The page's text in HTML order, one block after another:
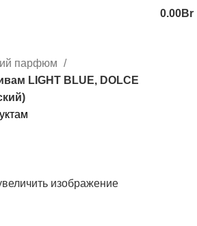
0.00Br
парфюм
LIGHT BLUE, DOLCE
изображение